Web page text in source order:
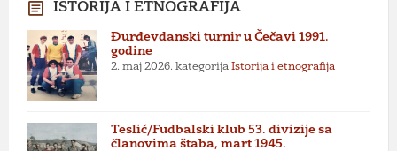
ISTORIJA I ETNOGRAFIJA
Đurđevdanski turnir u Čečavi 1991.
godine
2. maj 2026. kategorija Istorija i etnografija
Teslić/Fudbalski klub 53. divizije sa
članovima štaba, mart 1945.